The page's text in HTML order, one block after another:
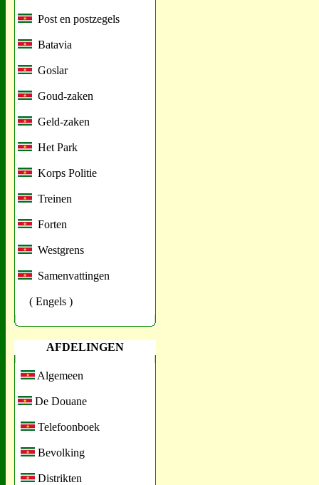
Post en postzegels
Batavia
Goslar
Goud-zaken
Geld-zaken
Het Park
Korps Politie
Treinen
Forten
Westgrens
Samenvattingen
( Engels )
AFDELINGEN
Algemeen
De Douane
Telefoonboek
Bevolking
Distrikten